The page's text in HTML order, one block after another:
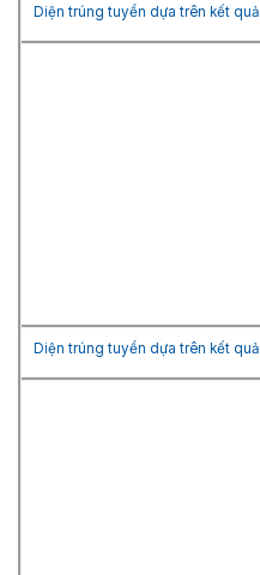
Diện trúng tuyển dựa trên kết
Diện trúng tuyển dựa trên kết